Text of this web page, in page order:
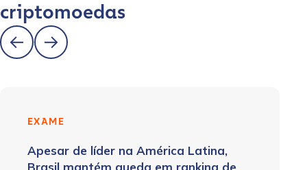
criptomoedas
EXAME
Apesar de líder na América Latina,
Brasil mantém queda em ranking de